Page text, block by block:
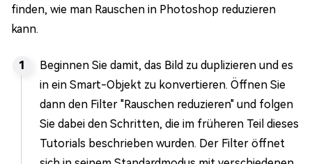
finden, wie man Rauschen in Photoshop reduzieren
kann.
Beginnen Sie damit, das Bild zu duplizieren und es
in ein Smart-Objekt zu konvertieren. Öffnen Sie
dann den Filter "Rauschen reduzieren" und folgen
Sie dabei den Schritten, die im früheren Teil dieses
Tutorials beschrieben wurden. Der Filter öffnet